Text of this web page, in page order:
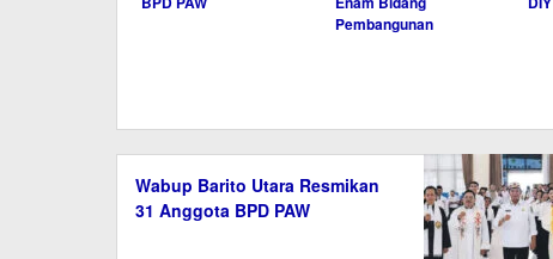
Pembangunan
Wabup Barito Utara Resmikan
31 Anggota BPD PAW